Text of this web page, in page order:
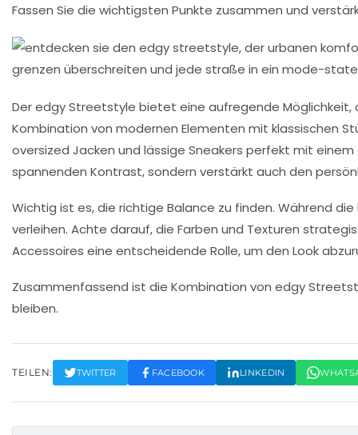
Fassen Sie die wichtigsten Punkte zusammen und
Der edgy Streetstyle bietet eine aufregende Möglichkeit,
Kombination von modernen Elementen mit klassischen
oversized Jacken und lässige Sneakers perfekt mit
spannenden Kontrast, sondern verstärkt auch den
Wichtig ist es, die richtige Balance zu finden. Während
verleihen. Achte darauf, die Farben und Texturen
Accessoires eine entscheidende Rolle, um den Look
Zusammenfassend ist die Kombination von edgy
bleiben.
TEILEN: TWITTER FACEBOOK LINKEDIN